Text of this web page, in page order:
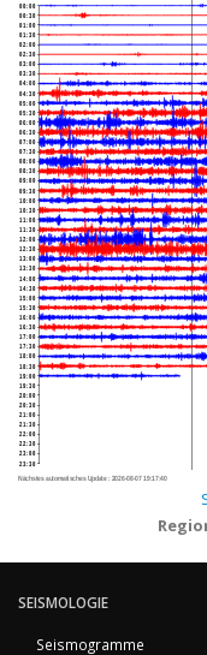
00:00
00:30
01:00
01:30
02:00
02:30
03:00
03:30
04:00
04:30
05:00
05:30
06:00
06:30
07:00
07:30
08:00
08:30
09:00
09:30
10:00
10:30
11:00
11:30
12:00
12:30
13:00
13:30
14:00
14:30
15:00
15:30
16:00
16:30
17:00
17:30
18:00
18:30
19:00
19:30
20:00
20:30
21:00
21:30
22:00
22:30
23:00
23:30
Nächstes automatisches Update : 2026-08-07 19:17:40
SEISMOLOGIE
Seismogramme